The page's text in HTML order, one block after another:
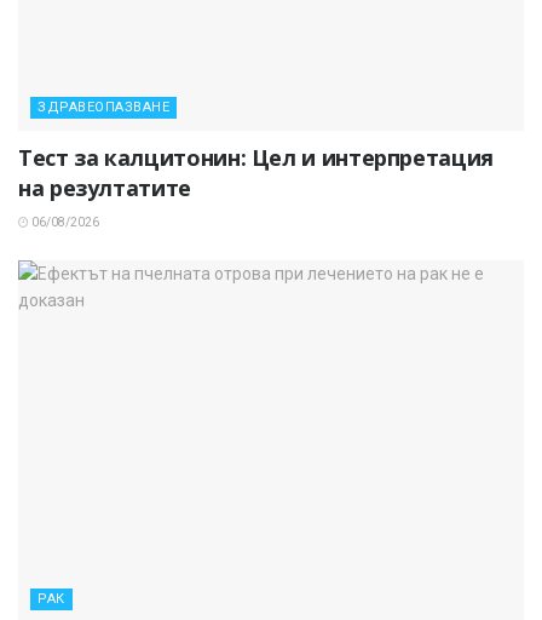
ЗДРАВЕОПАЗВАНЕ
Тест за калцитонин: Цел и интерпретация
на резултатите
06/08/2026
РАК